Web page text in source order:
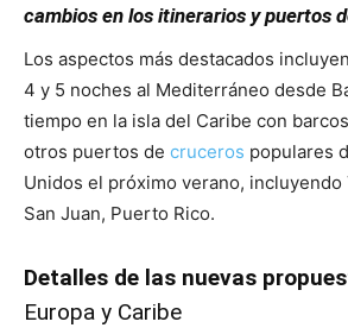
cambios en los itinerarios y puertos
Los aspectos más destacados
4 y 5 noches al Mediterráneo desde
tiempo en la isla del Caribe con
otros puertos de cruceros populares
Unidos el próximo verano, incluyendo
San Juan, Puerto Rico.
Detalles de las nuevas
Europa y Caribe